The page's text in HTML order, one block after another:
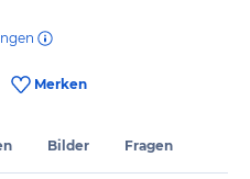
Merken
Bilder Fragen